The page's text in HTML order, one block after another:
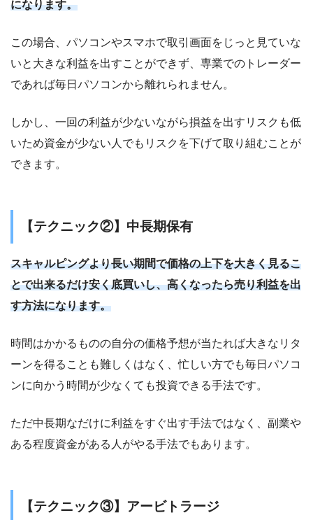
になります。
この場合、パソコンやスマホで取引画面をじっと見ていな
いと大きな利益を出すことができず、専業でのトレーダー
であれば毎日パソコンから離れられません。
しかし、一回の利益が少ないながら損益を出すリスクも低
いため資金が少ない人でもリスクを下げて取り組むことが
できます。
【テクニック②】中長期保有
スキャルピングより長い期間で価格の上下を大きく見るこ
とで出来るだけ安く底買いし、高くなったら売り利益を出
す方法になります。
時間はかかるものの自分の価格予想が当たれば大きなリタ
ーンを得ることも難しくはなく、忙しい方でも毎日パソコ
ンに向かう時間が少なくても投資できる手法です。
ただ中長期なだけに利益をすぐ出す手法ではなく、副業や
ある程度資金がある人がやる手法でもあります。
【テクニック③】アービトラージ